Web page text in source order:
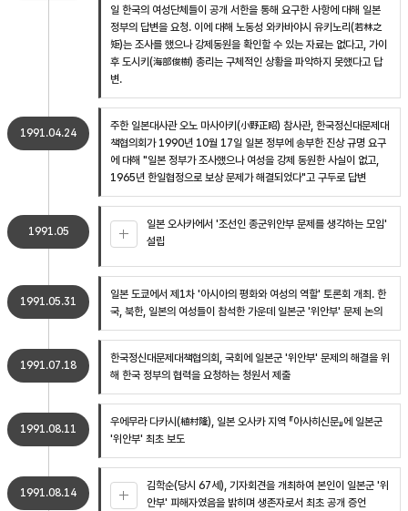
일 한국의 여성단체들이 공개 서한을 통해 요구한 사항에 대해 일본
정부의 답변을 요청. 이에 대해 노동성 와카바야시 유키노리(若林之
矩)는 조사를 했으나 강제동원을 확인할 수 있는 자료는 없다고, 가이
후 도시키(海部俊樹) 총리는 구체적인 상황을 파악하지 못했다고 답
변.
1991.04.24
주한 일본대사관 오노 마사아키(小野正昭) 참사관, 한국정신대문제대
책협의회가 1990년 10월 17일 일본 정부에 송부한 진상 규명 요구
에 대해 "일본 정부가 조사했으나 여성을 강제 동원한 사실이 없고,
1965년 한일협정으로 보상 문제가 해결되었다"고 구두로 답변
1991.05
일본 오사카에서 '조선인 종군위안부 문제를 생각하는 모임'
설립
1991.05.31
일본 도쿄에서 제1차 '아시아의 평화와 여성의 역할' 토론회 개최. 한
국, 북한, 일본의 여성들이 참석한 가운데 일본군 '위안부' 문제 논의
1991.07.18
한국정신대문제대책협의회, 국회에 일본군 '위안부' 문제의 해결을 위
해 한국 정부의 협력을 요청하는 청원서 제출
1991.08.11
우에무라 다카시(植村隆), 일본 오사카 지역 『아사히신문』에 일본군
'위안부' 최초 보도
1991.08.14
김학순(당시 67세), 기자회견을 개최하여 본인이 일본군 '위
안부' 피해자였음을 밝히며 생존자로서 최초 공개 증언